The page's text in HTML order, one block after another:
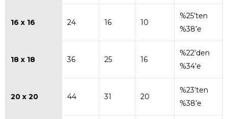
16 x 16 24 16 10
%25’ten
%38’e
18 x 18 36 25 16
%22’den
%34’e
20 x 20 44 31 20
%23’ten
%38’e